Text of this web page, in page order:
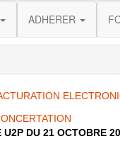
ADHERER
U2P DU 21 OCTOBRE